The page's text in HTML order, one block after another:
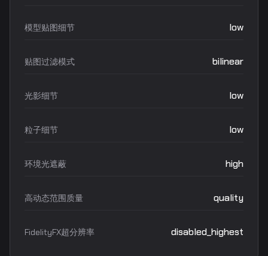
模型贴图细节 low
贴图过滤模式 bilinear
光影细节 low
粒子细节 low
环境光遮蔽 high
高动态范围质量 quality
FidelityFX超分辨率 disabled_highest